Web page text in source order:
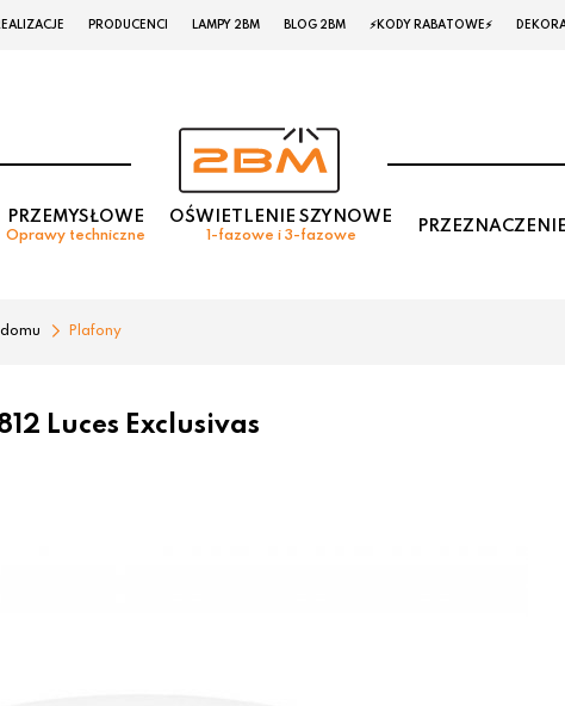
PRODUCENCI LAMPY 2BM BLOG 2BM ⚡KODY RABATOWE⚡
PRZEMYSŁOWE
Oprawy techniczne
OŚWIETLENIE SZYNOWE
1-fazowe i 3-fazowe
PRZEZNACZENIE
Plafony
Luces Exclusivas